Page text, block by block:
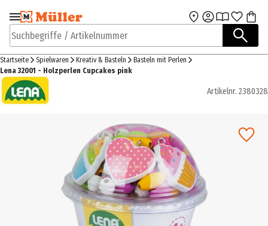
Zur Navigation
springen
Zum Hauptinhalt
Suchbegriffe / Artikelnummer
Startseite Spielwaren Kreativ & Basteln
Basteln mit Perlen
Lena 32001 - Holzperlen Cupcakes pink
Artikelnr. 2380328